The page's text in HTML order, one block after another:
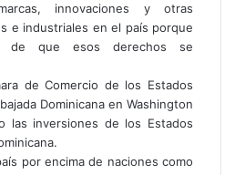
innovaciones y otras
e industriales en el país porque
de que esos derechos se
de Comercio de los Estados
Dominicana en Washington
las inversiones de los Estados
por encima de naciones como